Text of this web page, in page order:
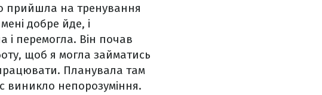
прийшла на тренування
добре йде, і
і перемогла. Він почав
щоб я могла займатись
Планувала там
виникло непорозуміння.